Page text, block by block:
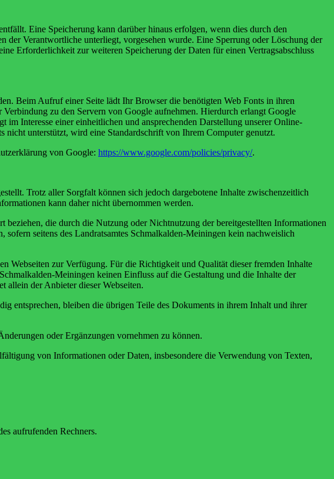
Eine Speicherung kann darüber hinaus erfolgen, wenn dies durch den
der Verantwortliche unterliegt, vorgesehen wurde. Eine Sperrung oder Löschung der
Erforderlichkeit zur weiteren Speicherung der Daten für einen Vertragsabschluss
Beim Aufruf einer Seite lädt Ihr Browser die benötigten Web Fonts in ihren
zu den Servern von Google aufnehmen. Hierdurch erlangt Google
Interesse einer einheitlichen und ansprechenden Darstellung unserer Online-
unterstützt, wird eine Standardschrift von Ihrem Computer genutzt.
von Google: https://www.google.com/policies/privacy/.
Trotz aller Sorgfalt können sich jedoch dargebotene Inhalte zwischenzeitlich
kann daher nicht übernommen werden.
die durch die Nutzung oder Nichtnutzung der bereitgestellten Informationen
seitens des Landratsamtes Schmalkalden-Meiningen kein nachweislich
Webseiten zur Verfügung. Für die Richtigkeit und Qualität dieser fremden Inhalte
Meiningen keinen Einfluss auf die Gestaltung und die Inhalte der
allein der Anbieter dieser Webseiten.
entsprechen, bleiben die übrigen Teile des Dokuments in ihrem Inhalt und ihrer
oder Ergänzungen vornehmen zu können.
von Informationen oder Daten, insbesondere die Verwendung von Texten,
aufrufenden Rechners.